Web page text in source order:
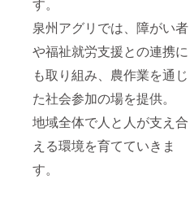
泉州アグリでは、障がい者
や福祉就労支援との連携に
も取り組み、農作業を通じ
た社会参加の場を提供。
地域全体で人と人が支え合
える環境を育てていきま
す。